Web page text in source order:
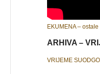
EKUMENA – ostale
ARHIVA –
VRIJEME